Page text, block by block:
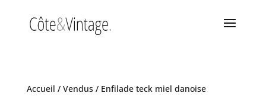
Accueil / Vendus/ Enfilade teck miel danoise